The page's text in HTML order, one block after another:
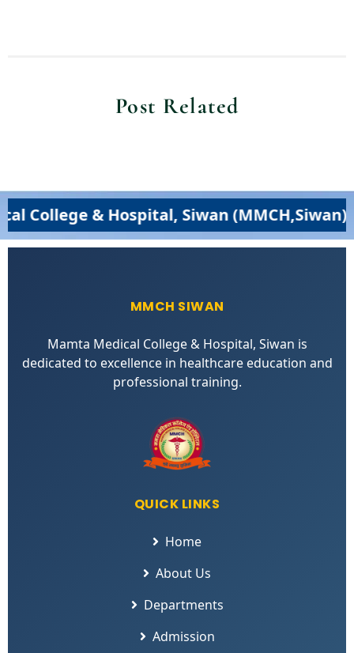
Post Related
& Hospital, Siwan (MMCH,Siwan) –
MMCH SIWAN
Mamta Medical College & Hospital, Siwan is
dedicated to excellence in healthcare education and
professional training.
QUICK LINKS
Home
About Us
Departments
Admission